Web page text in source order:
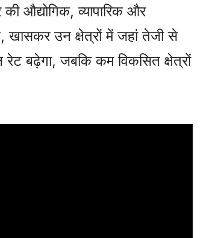
औद्योगिक, व्यापारिक और
खासकर उन क्षेत्रों में जहां तेजी से
रेट बढ़ेगा, जबकि कम विकसित क्षेत्रों